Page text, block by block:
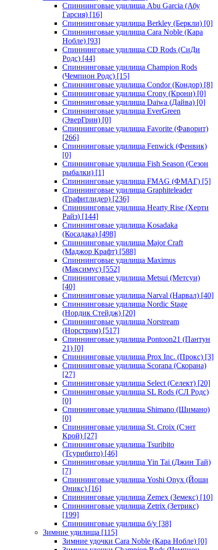
Спиннинговые удилища Abu Garcia (Абу
Гарсия) [16]
Спиннинговые удилища Berkley (Беркли) [0]
Спиннинговые удилища Cara Noble (Кара
Нобле) [93]
Спиннинговые удилища CD Rods (СиДи
Родс) [44]
Спиннинговые удилища Champion Rods
(Чемпион Родс) [15]
Спиннинговые удилища Condor (Кондор) [8]
Спиннинговые удилища Crony (Крони) [0]
Спиннинговые удилища Daiwa (Дайва) [0]
Спиннинговые удилища EverGreen
(ЭверГрин) [0]
Спиннинговые удилища Favorite (Фаворит)
[266]
Спиннинговые удилища Fenwick (Фенвик)
[0]
Спиннинговые удилища Fish Season (Сезон
рыбалки) [1]
Спиннинговые удилища FMAG (ФМАГ) [5]
Спиннинговые удилища Graphiteleader
(Графитлидер) [236]
Спиннинговые удилища Hearty Rise (Херти
Райз) [144]
Спиннинговые удилища Kosadaka
(Косадака) [498]
Спиннинговые удилища Major Craft
(Маджор Крафт) [588]
Спиннинговые удилища Maximus
(Максимус) [552]
Спиннинговые удилища Metsui (Метсуи)
[40]
Спиннинговые удилища Narval (Нарвал) [40]
Спиннинговые удилища Nordic Stage
(Нордик Стейдж) [20]
Спиннинговые удилища Norstream
(Норстрим) [517]
Спиннинговые удилища Pontoon21 (Пантун
21) [0]
Спиннинговые удилища Prox Inc. (Прокс) [3]
Спиннинговые удилища Scorana (Скорана)
[27]
Спиннинговые удилища Select (Селект) [20]
Спиннинговые удилища SL Rods (СЛ Родс)
[0]
Спиннинговые удилища Shimano (Шимано)
[0]
Спиннинговые удилища St. Croix (Сэнт
Крой) [27]
Спиннинговые удилища Tsuribito
(Тсурибито) [46]
Спиннинговые удилища Yin Tai (Джин Тай)
[7]
Спиннинговые удилища Yoshi Onyx (Йоши
Оникс) [16]
Спиннинговые удилища Zemex (Земекс) [10]
Спиннинговые удилища Zetrix (Зетрикс)
[199]
Спиннинговые удилища б/у [38]
Зимние удилища [115]
Зимние удочки Cara Noble (Кара Нобле) [0]